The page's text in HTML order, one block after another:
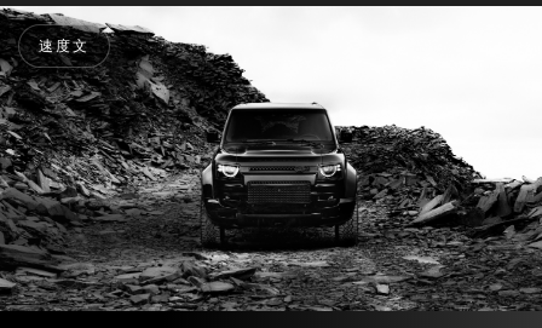
速度文